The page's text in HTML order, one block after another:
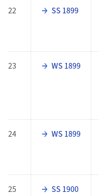
22 SS 1899
23 WS 1899
24 WS 1899
25 SS 1900